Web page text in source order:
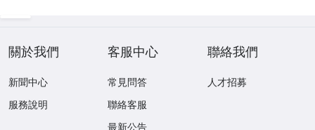
關於我們
新聞中心
服務說明
客服中心
常見問答
聯絡客服
最新公告
聯絡我們
人才招募